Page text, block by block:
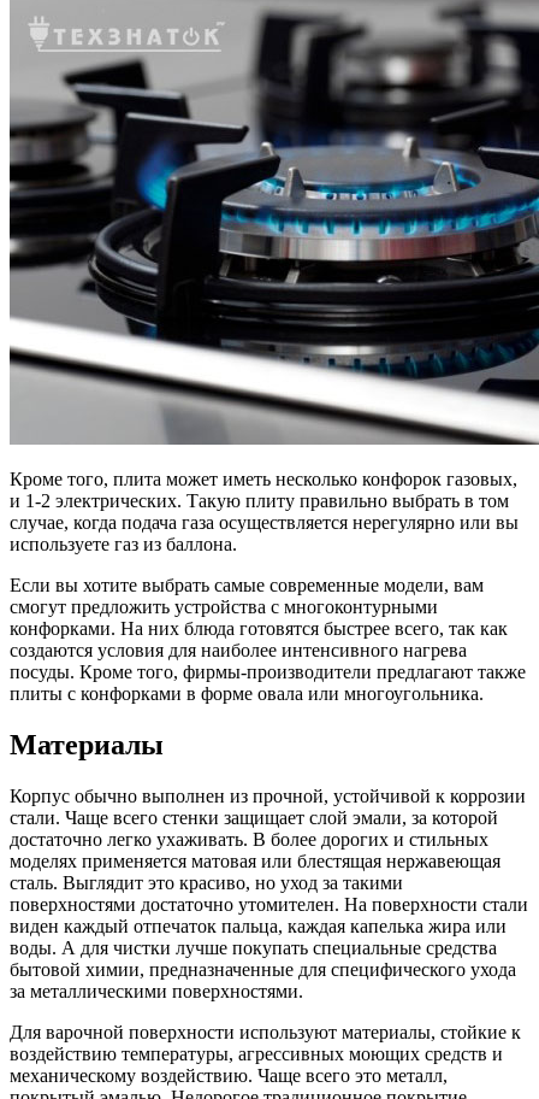
Кроме того, плита может иметь несколько конфорок газовых,
и 1-2 электрических. Такую плиту правильно выбрать в том
случае, когда подача газа осуществляется нерегулярно или вы
используете газ из баллона.
Если вы хотите выбрать самые современные модели, вам
смогут предложить устройства с многоконтурными
конфорками. На них блюда готовятся быстрее всего, так как
создаются условия для наиболее интенсивного нагрева
посуды. Кроме того, фирмы-производители предлагают также
плиты с конфорками в форме овала или многоугольника.
Материалы
Корпус обычно выполнен из прочной, устойчивой к коррозии
стали. Чаще всего стенки защищает слой эмали, за которой
достаточно легко ухаживать. В более дорогих и стильных
моделях применяется матовая или блестящая нержавеющая
сталь. Выглядит это красиво, но уход за такими
поверхностями достаточно утомителен. На поверхности стали
виден каждый отпечаток пальца, каждая капелька жира или
воды. А для чистки лучше покупать специальные средства
бытовой химии, предназначенные для специфического ухода
за металлическими поверхностями.
Для варочной поверхности используют материалы, стойкие к
воздействию температуры, агрессивных моющих средств и
механическому воздействию. Чаще всего это металл,